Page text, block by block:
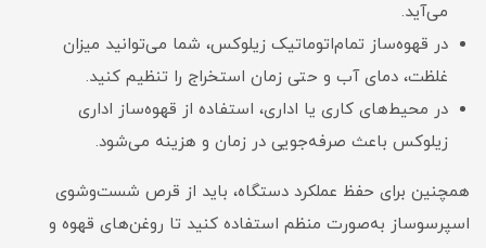
می‌آید.
در قهوه‌ساز تمام‌اتوماتیک زیلوکس، شما می‌توانید میزان
غلظت، دمای آب و حتی زمان استخراج را تنظیم کنید.
در محیط‌های کاری یا اداری، استفاده از قهوه‌ساز اداری
زیلوکس باعث صرفه‌جویی در زمان و هزینه می‌شود.
همچنین برای حفظ عملکرد دستگاه، باید از قرص شست‌وشوی
اسپرسوساز به‌صورت منظم استفاده کنید تا روغن‌های قهوه و